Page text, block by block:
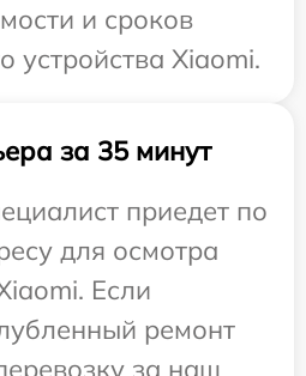
и сроков
устройства Xiaomi.
за 35 минут
приедет по
для осмотра
Если
ремонт
за наш